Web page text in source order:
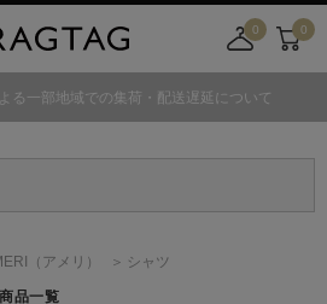
0
舗
カ
0
る一部地域での集荷・配送遅延について
（アメリ） シャツ
品一覧